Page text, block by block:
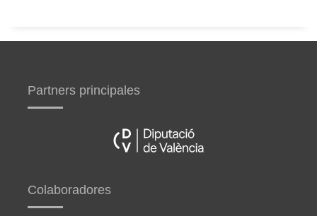
Partners principales
Colaboradores